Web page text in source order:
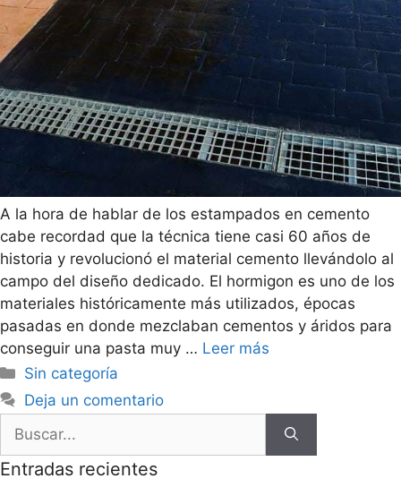
A la hora de hablar de los estampados en cemento
cabe recordad que la técnica tiene casi 60 años de
historia y revolucionó el material cemento llevándolo al
campo del diseño dedicado. El hormigon es uno de los
materiales históricamente más utilizados, épocas
pasadas en donde mezclaban cementos y áridos para
conseguir una pasta muy … Leer más
Sin categoría
Deja un comentario
Entradas recientes